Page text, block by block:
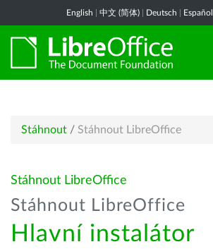
English 中文 (简体) Deutsch Español
Stáhnout / Stáhnout LibreOffice
Stáhnout LibreOffice
Stáhnout LibreOffice
Hlavní instalátor